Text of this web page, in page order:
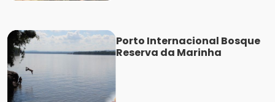
Porto Internacional Bosque
Reserva da Marinha